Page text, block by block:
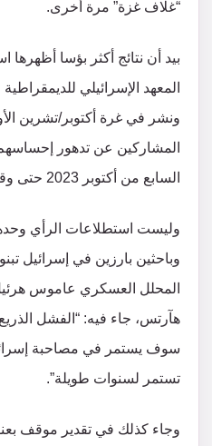
“غلاف غزة” مرة أخرى.
بيد أن نتائج أكثر بؤسا أظهرها
المشاركين عن تدهور
السابع من أكتوبر 2023 حتى وقت إجراء الاستطلاع.
وليست استطلاعات الرأي
وباحثين بارزين في إسرائيل
المحلل العسكري عاموس
سوف يستمر في مصاحبة
تستمر لسنوات طويلة”.
وجاء كذلك في تقدير موقف